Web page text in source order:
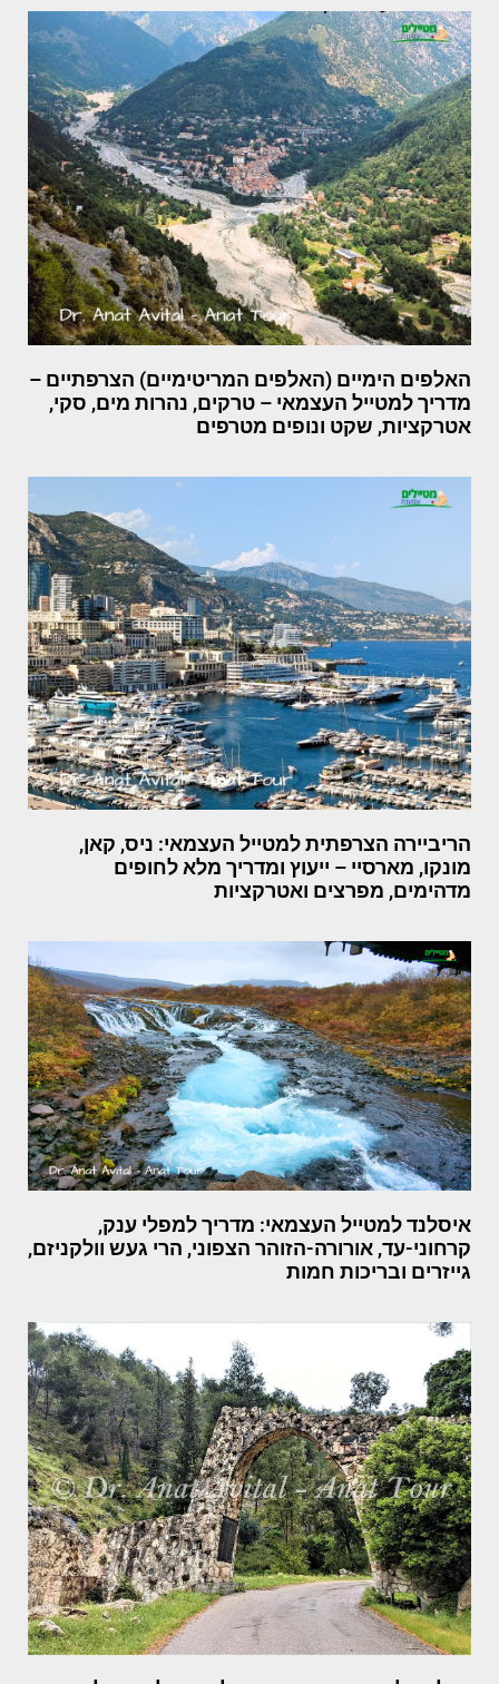
האלפים הימיים (האלפים המריטימיים) הצרפתיים –
מדריך למטייל העצמאי – טרקים, נהרות מים, סקי,
אטרקציות, שקט ונופים מטרפים
הריביירה הצרפתית למטייל העצמאי: ניס, קאן,
מונקו, מארסיי – ייעוץ ומדריך מלא לחופים
מדהימים, מפרצים ואטרקציות
איסלנד למטייל העצמאי: מדריך למפלי ענק,
קרחוני-עד, אורורה-הזוהר הצפוני, הרי געש וולקניזם,
גייזרים ובריכות חמות